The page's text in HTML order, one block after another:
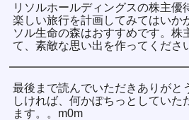
リソルホールディングスの株主優
楽しい旅行を計画してみてはいか
ソル生命の森はおすすめです。株
て、素敵な思い出を作ってくださ
最後まで読んでいただきありがと
しければ、何かぽちっとしていた
ます。。m0m